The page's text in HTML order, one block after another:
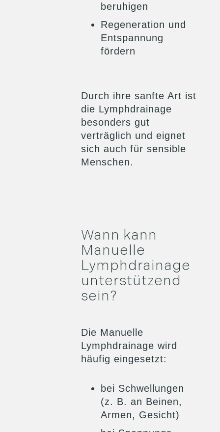
beruhigen
Regeneration und
Entspannung
fördern
Durch ihre sanfte Art ist
die Lymphdrainage
besonders gut
verträglich und eignet
sich auch für sensible
Menschen.
Wann kann
Manuelle
Lymphdrainage
unterstützend
sein?
Die Manuelle
Lymphdrainage wird
häufig eingesetzt:
bei Schwellungen
(z. B. an Beinen,
Armen, Gesicht)